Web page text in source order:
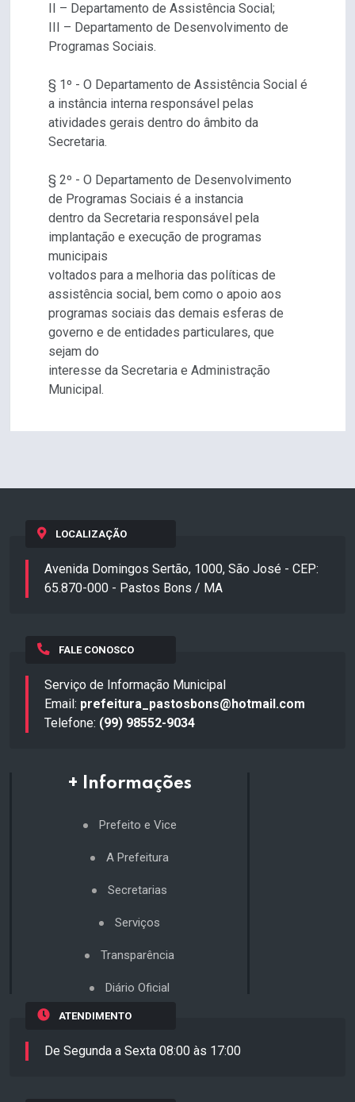
II – Departamento de Assistência Social;
III – Departamento de Desenvolvimento de
Programas Sociais.
§ 1º - O Departamento de Assistência Social é
a instância interna responsável pelas
atividades gerais dentro do âmbito da
Secretaria.
§ 2º - O Departamento de Desenvolvimento
de Programas Sociais é a instancia
dentro da Secretaria responsável pela
implantação e execução de programas
municipais
voltados para a melhoria das políticas de
assistência social, bem como o apoio aos
programas sociais das demais esferas de
governo e de entidades particulares, que
sejam do
interesse da Secretaria e Administração
Municipal.
LOCALIZAÇÃO
Avenida Domingos Sertão, 1000, São José - CEP:
65.870-000 - Pastos Bons / MA
FALE CONOSCO
Serviço de Informação Municipal
Email: prefeitura_pastosbons@hotmail.com
Telefone: (99) 98552-9034
+ Informações
Prefeito e Vice
A Prefeitura
Secretarias
Serviços
Transparência
Diário Oficial
ATENDIMENTO
De Segunda a Sexta 08:00 às 17:00